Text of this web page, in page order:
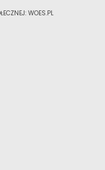
WOES.PL